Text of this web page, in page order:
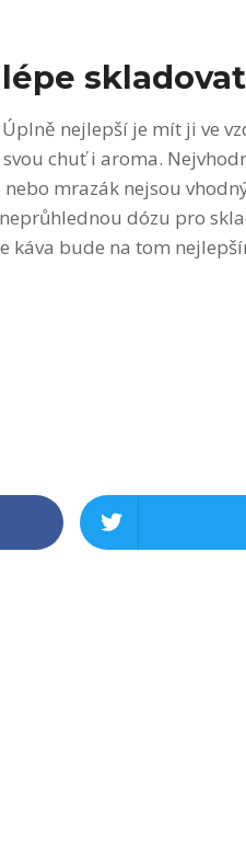
Úplně nejlepší je mít ji ve
chuť i aroma.
mrazák nejsou
dózu pro
káva bude na tom